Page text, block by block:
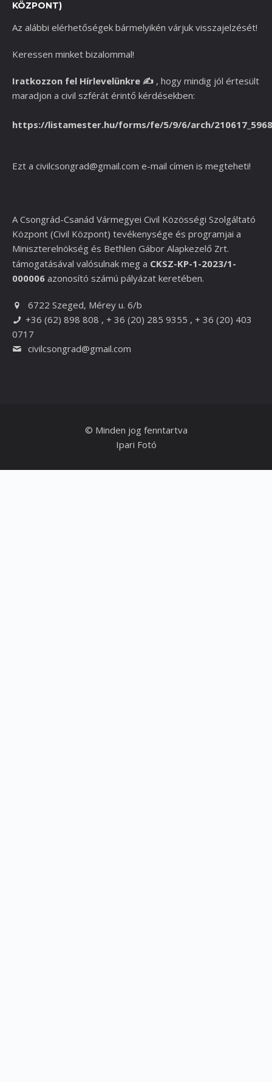
KÖZPONT)
Az alábbi elérhetőségek bármelyikén várjuk visszajelzését!
Keressen minket bizalommal!
Iratkozzon fel Hírlevelünkre ✍️ , hogy mindig jól értesült
maradjon a civil szférát érintő kérdésekben:
https://listamester.hu/forms/fe/5/9/6/arch/
Ezt a civilcsongrad@gmail.com e-mail címen is megteheti!
A Csongrád-Csanád Vármegyei Civil Közösségi Szolgáltató
Központ (Civil Központ) tevékenysége és programjai a
Miniszterelnökség és Bethlen Gábor Alapkezelő Zrt.
támogatásával valósulnak meg a CKSZ-KP-1-2023/1-
000006 azonosító számú pályázat keretében.
6722 Szeged, Mérey u. 6/b
+36 (62) 898 808 , + 36 (20) 285 9355 , + 36 (20) 403
0717
civilcsongrad@gmail.com
© Minden jog fenntartva
Ipari Fotó